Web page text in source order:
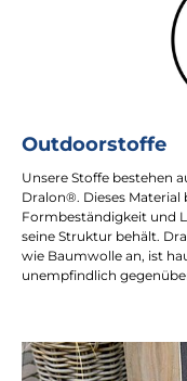
Outdoorstoffe
Unsere Stoffe bestehen
Dralon®. Dieses
Formbeständigkeit und
seine Struktur behält.
wie Baumwolle an, ist
unempfindlich